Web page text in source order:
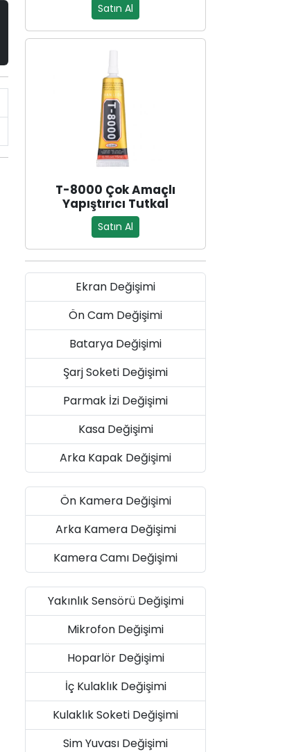
Satın Al
T-8000 Çok Amaçlı
Yapıştırıcı Tutkal
Satın Al
Ekran Değişimi
Ön Cam Değişimi
Batarya Değişimi
Şarj Soketi Değişimi
Parmak İzi Değişimi
Kasa Değişimi
Arka Kapak Değişimi
Ön Kamera Değişimi
Arka Kamera Değişimi
Kamera Camı Değişimi
Yakınlık Sensörü Değişimi
Mikrofon Değişimi
Hoparlör Değişimi
İç Kulaklık Değişimi
Kulaklık Soketi Değişimi
Sim Yuvası Değişimi